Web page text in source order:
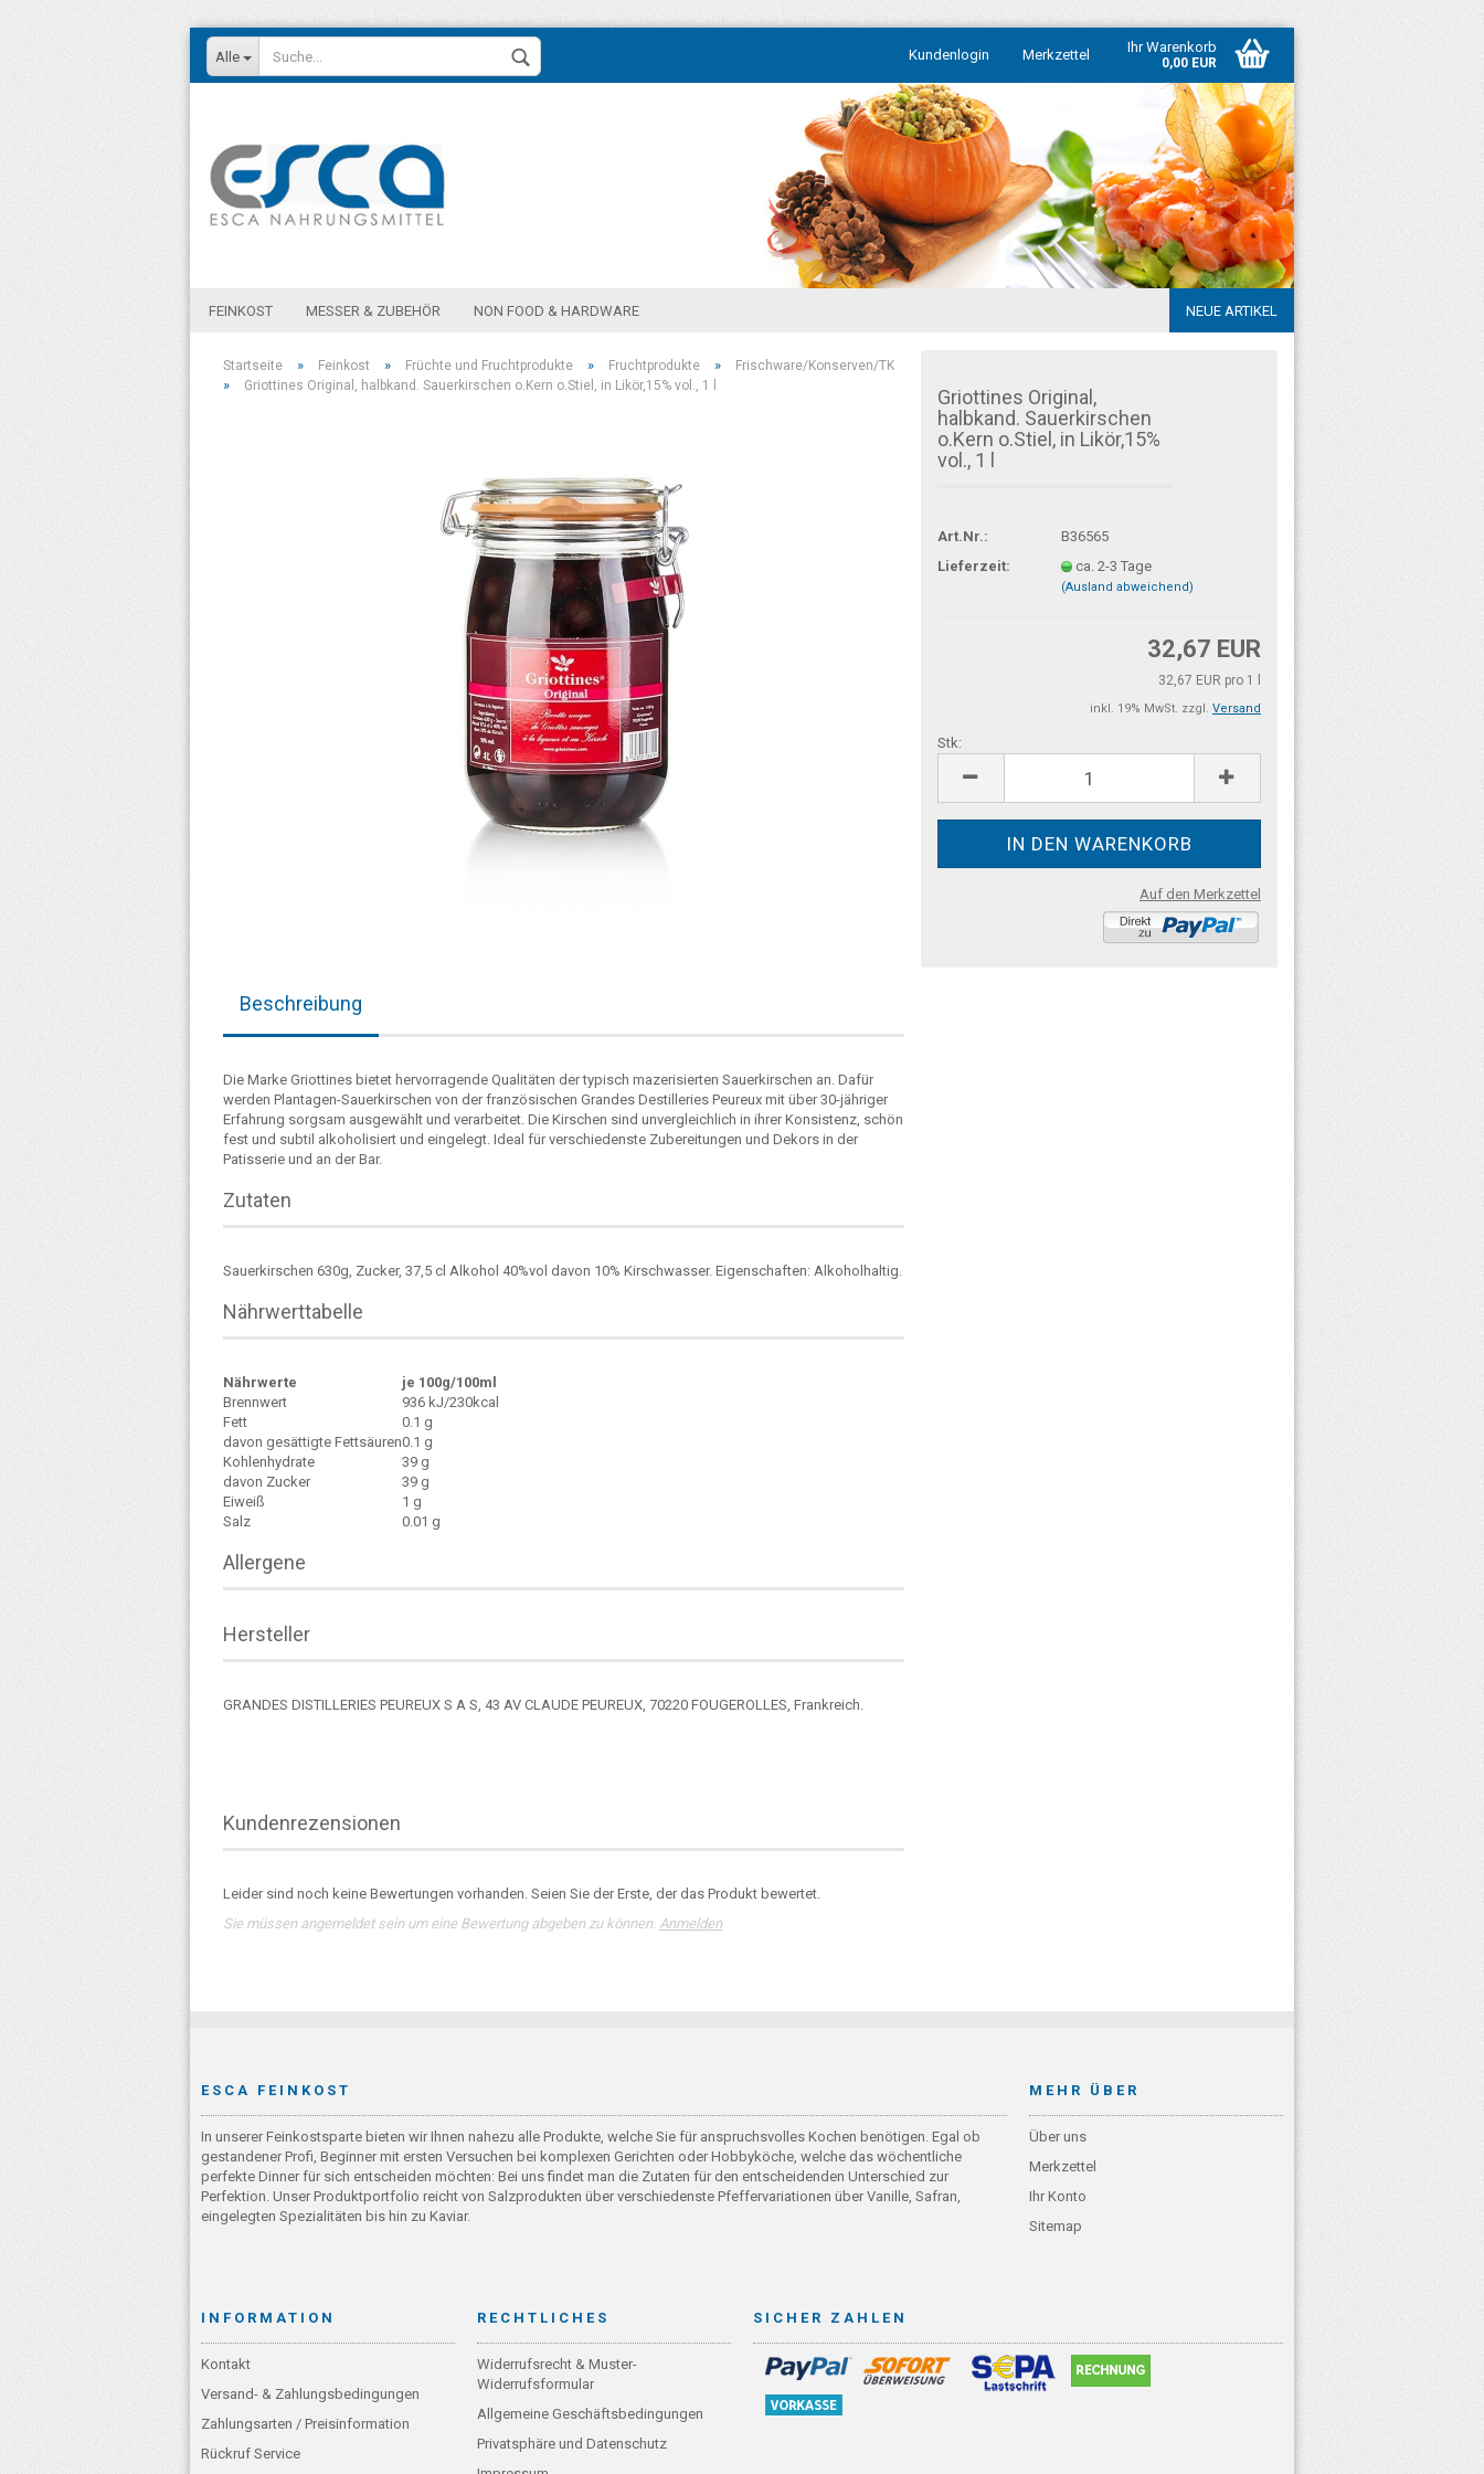
Kundenlogin
Konto erstellen
Merkzettel
Alle
Ihr Warenkorb
0,00 EUR
FEINKOST MESSER & ZUBEHÖR NON FOOD & HARDWARE NEUE ARTIKEL
Startseite » Feinkost » Früchte und Fruchtprodukte » Fruchtprodukte » Frischware/Konserven/TK
» Griottines Original, halbkand. Sauerkirschen o.Kern o.Stiel, in Likör,15% vol., 1 l
Griottines Original,
halbkand. Sauerkirschen
o.Kern o.Stiel, in Likör,15%
vol., 1 l
Art.Nr.:
B36565
Lieferzeit:
ca. 2-3 Tage
(Ausland abweichend)
32,67 EUR
32,67 EUR pro 1 l
inkl. 19% MwSt. zzgl. Versand
Stk:
Auf den Merkzettel
Beschreibung
Die Marke Griottines bietet hervorragende Qualitäten der typisch mazerisierten Sauerkirschen an. Dafür
werden Plantagen-Sauerkirschen von der französischen Grandes Destilleries Peureux mit über 30-jähriger
Erfahrung sorgsam ausgewählt und verarbeitet. Die Kirschen sind unvergleichlich in ihrer Konsistenz, schön
fest und subtil alkoholisiert und eingelegt. Ideal für verschiedenste Zubereitungen und Dekors in der
Patisserie und an der Bar.
Zutaten
Sauerkirschen 630g, Zucker, 37,5 cl Alkohol 40%vol davon 10% Kirschwasser. Eigenschaften: Alkoholhaltig.
Nährwerttabelle
Nährwerte
je 100g/100ml
Brennwert
936 kJ/230kcal
Fett
0.1 g
davon gesättigte Fettsäuren0.1 g
Kohlenhydrate
39 g
davon Zucker
39 g
Eiweiß
1 g
Salz
0.01 g
Allergene
Hersteller
GRANDES DISTILLERIES PEUREUX S A S, 43 AV CLAUDE PEUREUX, 70220 FOUGEROLLES, Frankreich.
Kundenrezensionen
Leider sind noch keine Bewertungen vorhanden. Seien Sie der Erste, der das Produkt bewertet.
Sie müssen angemeldet sein um eine Bewertung abgeben zu können. Anmelden
ESCA FEINKOST
In unserer Feinkostsparte bieten wir Ihnen nahezu alle Produkte, welche Sie für anspruchsvolles Kochen benötigen. Egal ob
gestandener Profi, Beginner mit ersten Versuchen bei komplexen Gerichten oder Hobbyköche, welche das wöchentliche
perfekte Dinner für sich entscheiden möchten: Bei uns findet man die Zutaten für den entscheidenden Unterschied zur
Perfektion. Unser Produktportfolio reicht von Salzprodukten über verschiedenste Pfeffervariationen über Vanille, Safran,
eingelegten Spezialitäten bis hin zu Kaviar.
MEHR ÜBER
Über uns
Merkzettel
Ihr Konto
Sitemap
INFORMATION
Kontakt
Versand- & Zahlungsbedingungen
Zahlungsarten / Preisinformation
Rückruf Service
RECHTLICHES
Widerrufsrecht & Muster-
Widerrufsformular
Allgemeine Geschäftsbedingungen
Privatsphäre und Datenschutz
SICHER ZAHLEN